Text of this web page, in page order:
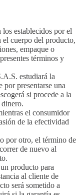
establecidos por el
el cuerpo del producto,
empaque o
términos y
estudiará la
por presentarse una
si procede a la
el consumidor
de la efectividad
por otro, el término de
de nuevo al
producto para
al cliente de
será sometido a